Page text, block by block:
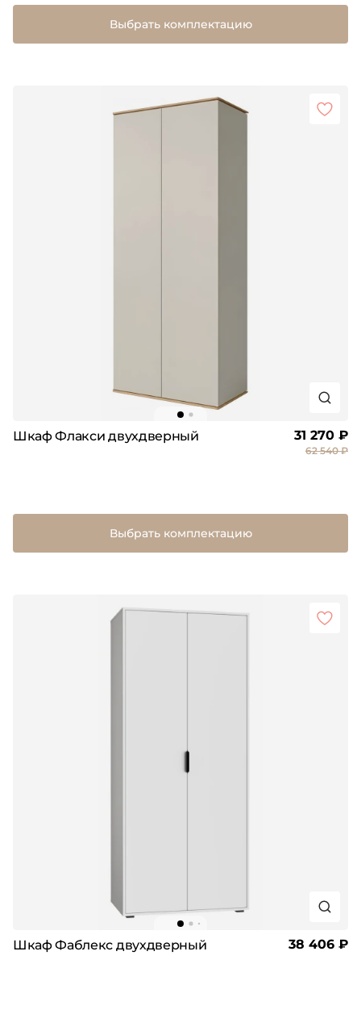
Выбрать комплектацию
Шкаф Флакси двухдверный 31 270 ₽
62 540 ₽
Выбрать комплектацию
Шкаф Фаблекс двухдверный 38 406 ₽